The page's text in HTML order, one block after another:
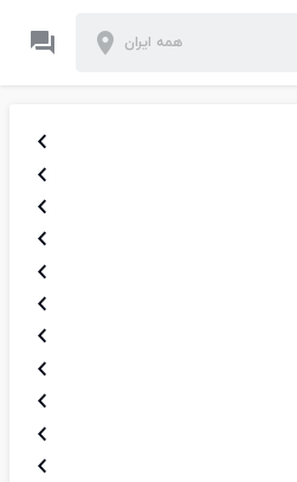
همه ایران